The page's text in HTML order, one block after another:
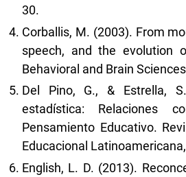
30.
Corballis, M. (2003). From
speech, and the evolution
Behavioral and Brain
Del Pino, G., & Estrella,
estadística: Relaciones
Pensamiento Educativo.
Educacional
English, L. D. (2013).